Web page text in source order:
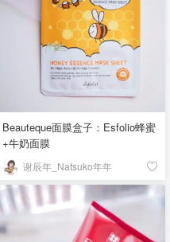
Beauteque面膜盒子：Esfolio蜂蜜
+牛奶面膜
谢辰年_Natsuko年年